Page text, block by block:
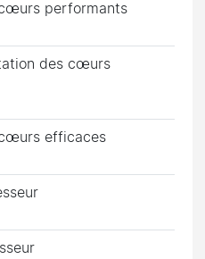
performants
des cœurs
efficaces